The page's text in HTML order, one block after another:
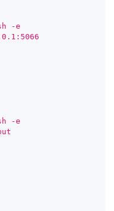
-e
-e